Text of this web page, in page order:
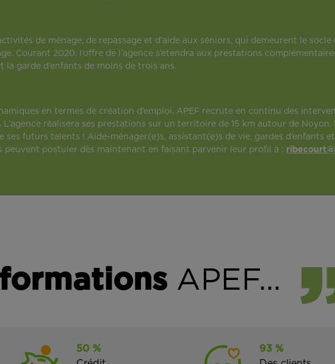
de ménage, de repassage et d’aide aux séniors, qui demeurent le socle
Courant 2020, l’offre de l’agence s’étendra aux prestations
la garde d’enfants de moins de trois ans.
en termes de création d’emploi. APEF recrute en continu des
réalisera ses prestations sur un territoire de 15 km autour de Noyon.
futurs talents ! Aide-ménager(e)s, assistant(e)s de vie, gardes d’enfants
peuvent postuler dès maintenant en faisant parvenir leur profil à :
APEF...
50 %
93 %